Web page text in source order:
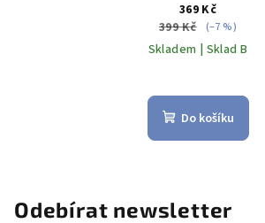
369 Kč
399 Kč
(–7 %)
Skladem | Sklad B
hodnocení
produktu
hvězdiček.
Do košíku
Odebírat newsletter